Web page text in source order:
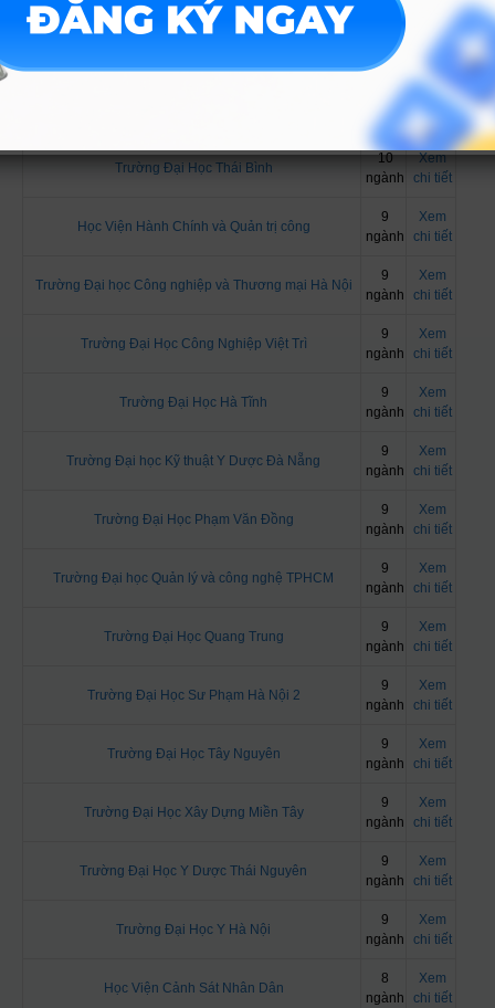
ngành
Xem
10
ngành
Xem
chi tiết
Trường Đại Học Thái Bình
10
ngành
Xem
chi tiết
Học Viện Hành Chính và Quản trị công
9
ngành
Xem
chi tiết
Trường Đại học Công nghiệp và Thương mại Hà Nội
9
ngành
Xem
chi tiết
Trường Đại Học Công Nghiệp Việt Trì
9
ngành
Xem
chi tiết
Trường Đại Học Hà Tĩnh
9
ngành
Xem
chi tiết
Trường Đại học Kỹ thuật Y Dược Đà Nẵng
9
ngành
Xem
chi tiết
Trường Đại Học Phạm Văn Đồng
9
ngành
Xem
chi tiết
Trường Đại học Quản lý và công nghệ TPHCM
9
ngành
Xem
chi tiết
Trường Đại Học Quang Trung
9
ngành
Xem
chi tiết
Trường Đại Học Sư Phạm Hà Nội 2
9
ngành
Xem
chi tiết
Trường Đại Học Tây Nguyên
9
ngành
Xem
chi tiết
Trường Đại Học Xây Dựng Miền Tây
9
ngành
Xem
chi tiết
Trường Đại Học Y Dược Thái Nguyên
9
ngành
Xem
chi tiết
Trường Đại Học Y Hà Nội
9
ngành
Xem
chi tiết
Học Viện Cảnh Sát Nhân Dân
8
ngành
Xem
chi tiết